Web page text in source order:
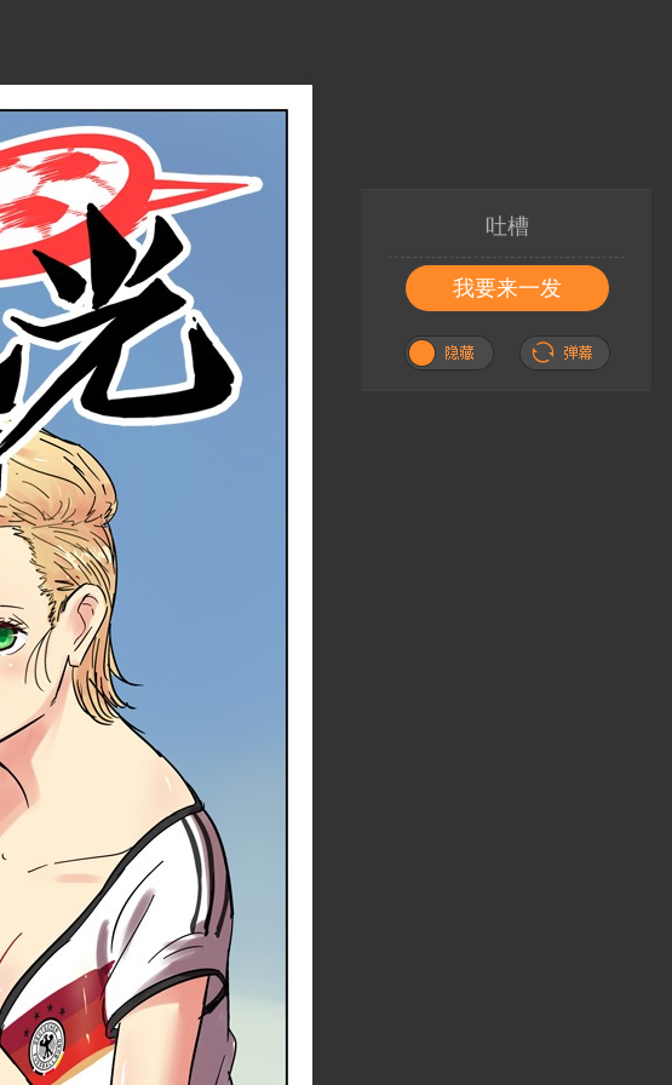
吐槽
我要来一发